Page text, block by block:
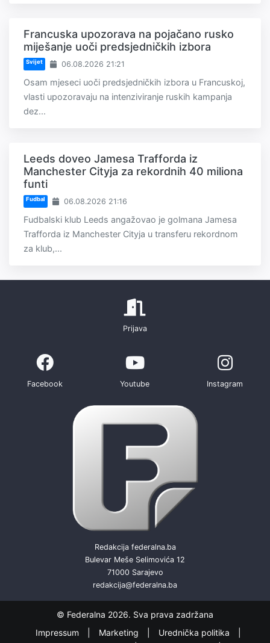
Francuska upozorava na pojačano rusko
miješanje uoči predsjedničkih izbora
Svijet 06.08.2026 21:21
Osam mjeseci uoči predsjedničkih izbora u Francuskoj,
vlasti upozoravaju na intenziviranje ruskih kampanja
dez...
Leeds doveo Jamesa Trafforda iz
Manchester Cityja za rekordnih 40 miliona
funti
Fudbal 06.08.2026 21:16
Fudbalski klub Leeds angažovao je golmana Jamesa
Trafforda iz Manchester Cityja u transferu rekordnom
za klub,...
Prijava
Facebook Youtube Instagram
Redakcija federalna.ba
Bulevar Meše Selimovića 12
71000 Sarajevo
redakcija@federalna.ba
© Federalna 2026. Sva prava zadržana
Impressum
Marketing
Urednička politika